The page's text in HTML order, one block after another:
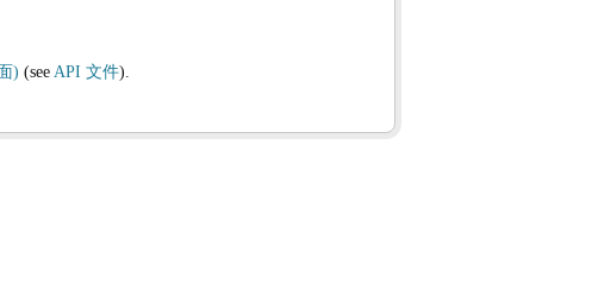
) (see API 文件).